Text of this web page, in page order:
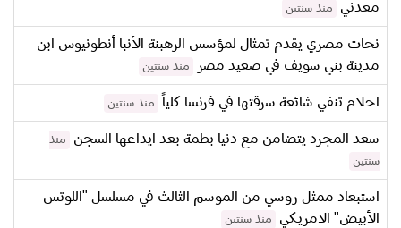
معدني
منذ سنتين
نحات مصري يقدم تمثال لمؤسس الرهبنة الأنبا أنطونيوس ابن
مدينة بني سويف في صعيد مصر
منذ سنتين
احلام تنفي شائعة سرقتها في فرنسا كلياً منذ سنتين
سعد المجرد يتضامن مع دنيا بطمة بعد ايداعها السجن
منذ
سنتين
استبعاد ممثل روسي من الموسم الثالث في مسلسل "اللوتس
الأبيض" الامريكي
منذ سنتين